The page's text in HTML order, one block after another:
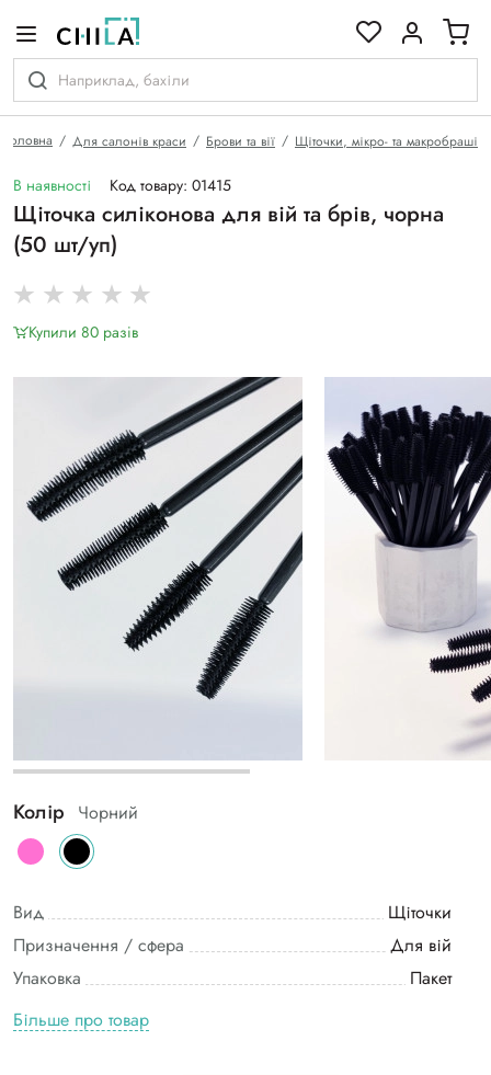
Головна Для салонів краси Брови та вії Щіточки, мікро- та макробраші
В наявності Код товару: 01415
Щіточка силіконова для вій та брів, чорна
(50 шт/уп)
Купили 80 разiв
Колір Чорний
Вид
Щіточки
Призначення / сфера
Для вій
Упаковка
Пакет
Більше про товар
гамі